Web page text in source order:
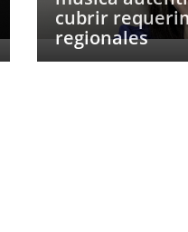
cubrir
regionales